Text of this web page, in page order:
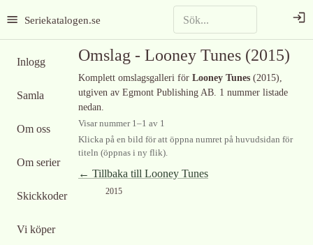
Seriekatalogen.se
Inlogg
Samla
Om oss
Om serier
Skickkoder
Vi köper
Omslag - Looney Tunes (2015)
Komplett omslagsgalleri för Looney Tunes (2015),
utgiven av Egmont Publishing AB. 1 nummer listade
nedan.
Visar nummer 1–1 av 1
Klicka på en bild för att öppna numret på huvudsidan för
titeln (öppnas i ny flik).
← Tillbaka till Looney Tunes
2015